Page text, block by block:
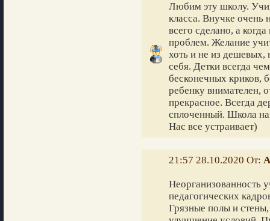
Любим эту школу.
класса. Внучке очень
всего сделано, а
проблем. Желание
хоть и не из дешевых,
себя. Детки всегда
бесконечных криков,
ребенку внимателен,
прекрасное. Всегда
сплоченный. Школа
Нас все устраивает)
21:57 28.10.2020 От:
Неорганизованность
педагогических
Грязные полы и